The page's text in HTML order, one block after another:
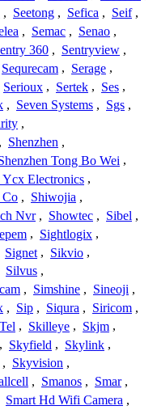
, Seetong , Sefica , Seif ,
, Semac , Senao ,
360 , Sentryview ,
Sequrecam , Serage ,
Serioux , Sertek , Ses ,
, Seven Systems , Sgs ,
,
, Shenzhen ,
Tong Bo Wei ,
Ycx Electronics ,
Co , Shiwojia ,
Nvr , Showtec , Sibel ,
, Sightlogix ,
Signet , Sikvio ,
Silvus ,
, Simshine , Sineoji ,
, Sip , Siqura , Siricom ,
, Skilleye , Skjm ,
, Skyfield , Skylink ,
, Skyvision ,
, Smanos , Smar ,
Smart Hd Wifi Camera ,